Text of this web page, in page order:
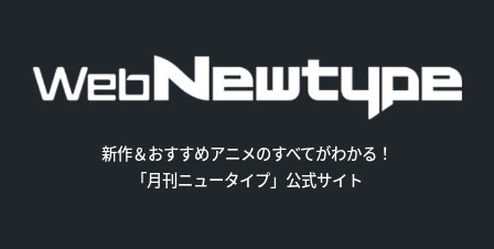
新作＆おすすめアニメのすべてがわかる！
「月刊ニュータイプ」公式サイト